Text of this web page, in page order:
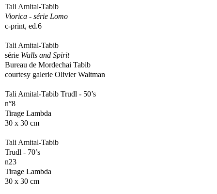
Tali Amital-Tabib
Viorica - série Lomo
c-print, ed.6
Tali Amital-Tabib
série Walls and Spirit
Bureau de Mordechai Tabib
courtesy galerie Olivier Waltman
Tali Amital-Tabib Trudl - 50’s
n°8
Tirage Lambda
30 x 30 cm
Tali Amital-Tabib
Trudl - 70’s
n23
Tirage Lambda
30 x 30 cm